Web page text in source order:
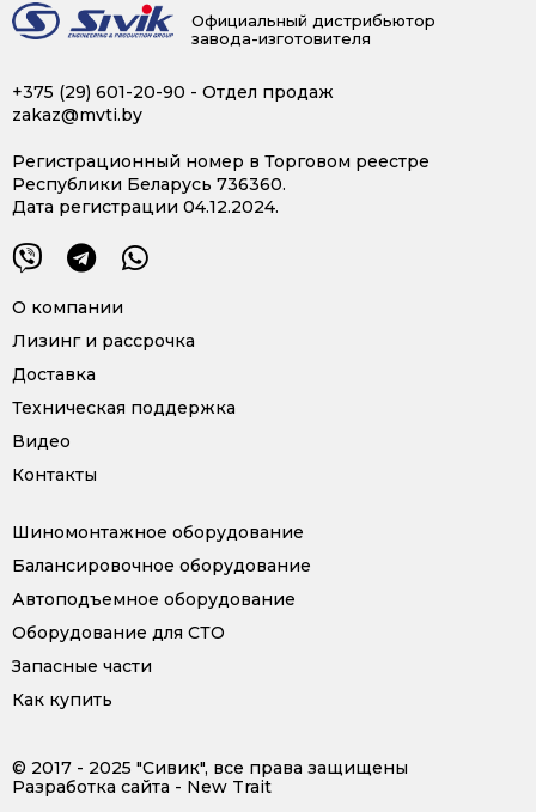
Официальный дистрибьютор
завода-изготовителя
+375 (29) 601-20-90 - Отдел продаж
zakaz@mvti.by
Регистрационный номер в Торговом реестре
Республики Беларусь 736360.
Дата регистрации 04.12.2024.
О компании
Лизинг и рассрочка
Доставка
Техническая поддержка
Видео
Контакты
Шиномонтажное оборудование
Балансировочное оборудование
Автоподъемное оборудование
Оборудование для СТО
Запасные части
Как купить
© 2017 - 2025 "Сивик", все права защищены
Разработка сайта - New Trait